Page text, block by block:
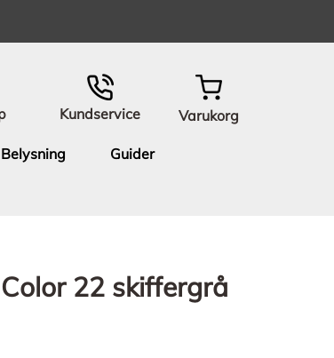
Kundservice Varukorg
Belysning
Guider
22 skiffergrå